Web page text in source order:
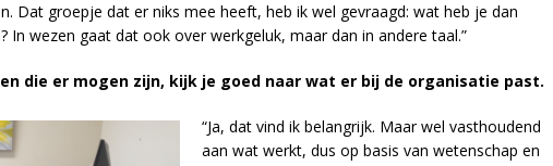
Dat groepje dat er niks mee heeft, heb ik wel gevraagd: wat heb je dan
In wezen gaat dat ook over werkgeluk, maar dan in andere taal.”
die er mogen zijn, kijk je goed naar wat er bij de organisatie past.
“Ja, dat vind ik belangrijk. Maar wel vasthoudend
aan wat werkt, dus op basis van wetenschap en